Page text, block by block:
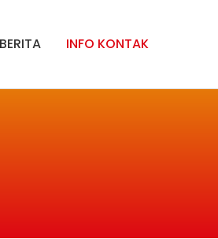
BERITA INFO KONTAK